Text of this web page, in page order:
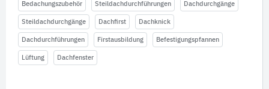
Bedachungszubehör Steildachdurchführungen Dachdurchgänge
Steildachdurchgänge Dachfirst Dachknick
Dachdurchführungen Firstausbildung Befestigungspfannen
Lüftung Dachfenster